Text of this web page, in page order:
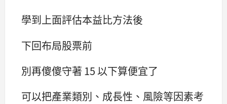
學到上面評估本益比方法後
下回布局股票前
別再傻傻守著 15 以下算便宜了
可以把產業類別、成長性、風險等因素考